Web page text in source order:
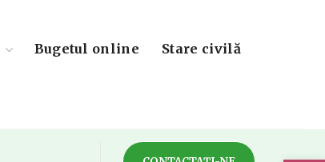
Bugetul online Stare civilă